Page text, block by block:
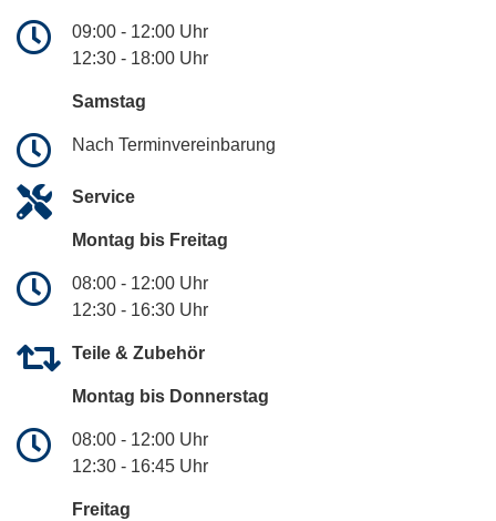
09:00 - 12:00 Uhr
12:30 - 18:00 Uhr
Samstag
Nach Terminvereinbarung
Service
Montag bis Freitag
08:00 - 12:00 Uhr
12:30 - 16:30 Uhr
Teile & Zubehör
Montag bis Donnerstag
08:00 - 12:00 Uhr
12:30 - 16:45 Uhr
Freitag